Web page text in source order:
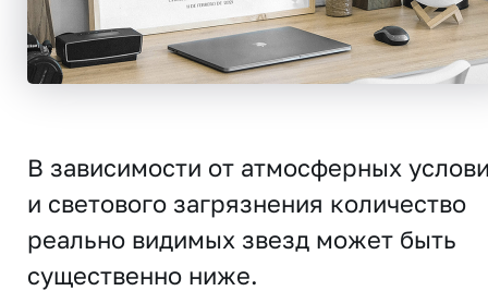
В зависимости от атмосферных
и светового загрязнения количество
реально видимых звезд может быть
существенно ниже.